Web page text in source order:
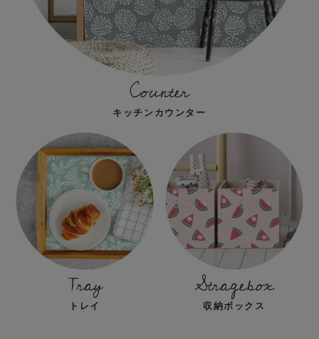
Counter
キッチンカウンター
Tray
トレイ
Stragebox
収納ボックス